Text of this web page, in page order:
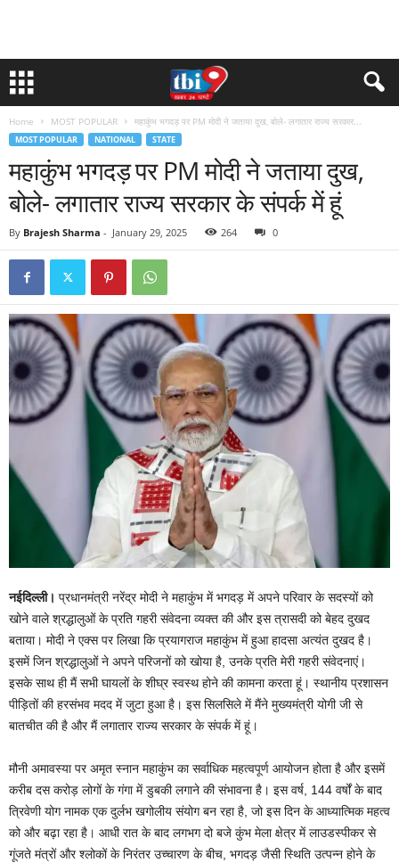
Home MOST POPULAR महाकुंभ भगदड़ पर PM मोदी ने जताया दुख, बोले- लगातार राज्य सरकार...
MOST POPULAR NATIONAL STATE
महाकुंभ भगदड़ पर PM मोदी ने जताया दुख,
बोले- लगातार राज्य सरकार के संपर्क में हूं
By Brajesh Sharma - January 29, 2025 264 0
नईदिल्ली। प्रधानमंत्री नरेंद्र मोदी ने महाकुंभ में भगदड़ में अपने परिवार के सदस्यों को
खोने वाले श्रद्धालुओं के प्रति गहरी संवेदना व्यक्त की और इस त्रासदी को बेहद दुखद
बताया। मोदी ने एक्स पर लिखा कि प्रयागराज महाकुंभ में हुआ हादसा अत्यंत दुखद है।
इसमें जिन श्रद्धालुओं ने अपने परिजनों को खोया है, उनके प्रति मेरी गहरी संवेदनाएं।
इसके साथ ही मैं सभी घायलों के शीघ्र स्वस्थ होने की कामना करता हूं। स्थानीय प्रशासन
पीड़ितों की हरसंभव मदद में जुटा हुआ है। इस सिलसिले में मैंने मुख्यमंत्री योगी जी से
बातचीत की है और मैं लगातार राज्य सरकार के संपर्क में हूं।
मौनी अमावस्या पर अमृत स्नान महाकुंभ का सर्वाधिक महत्वपूर्ण आयोजन होता है और इसमें
करीब दस करोड़ लोगों के गंगा में डुबकी लगाने की संभावना है। इस वर्ष, 144 वर्षों के बाद
त्रिवेणी योग नामक एक दुर्लभ खगोलीय संयोग बन रहा है, जो इस दिन के आध्यात्मिक महत्व
को और बढ़ा रहा है। आधी रात के बाद लगभग दो बजे कुंभ मेला क्षेत्र में लाउडस्पीकर से
गूंजते मंत्रों और श्लोकों के निरंतर उच्चारण के बीच, भगदड़ जैसी स्थिति उत्पन्न होने के